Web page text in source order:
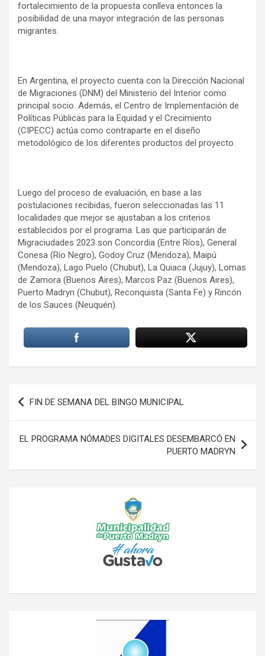
fortalecimiento de la propuesta conlleva entonces la
posibilidad de una mayor integración de las personas
migrantes.
En Argentina, el proyecto cuenta con la Dirección Nacional
de Migraciones (DNM) del Ministerio del Interior como
principal socio. Además, el Centro de Implementación de
Políticas Públicas para la Equidad y el Crecimiento
(CIPECC) actúa como contraparte en el diseño
metodológico de los diferentes productos del proyecto.
Luego del proceso de evaluación, en base a las
postulaciones recibidas, fueron seleccionadas las 11
localidades que mejor se ajustaban a los criterios
establecidos por el programa. Las que participarán de
Migraciudades 2023 son Concordia (Entre Ríos), General
Conesa (Río Negro), Godoy Cruz (Mendoza), Maipú
(Mendoza), Lago Puelo (Chubut), La Quiaca (Jujuy), Lomas
de Zamora (Buenos Aires), Marcos Paz (Buenos Aires),
Puerto Madryn (Chubut), Reconquista (Santa Fe) y Rincón
de los Sauces (Neuquén).
Navegación
de
entradas
FIN DE SEMANA DEL BINGO MUNICIPAL
EL PROGRAMA NÓMADES DIGITALES DESEMBARCÓ EN
PUERTO MADRYN